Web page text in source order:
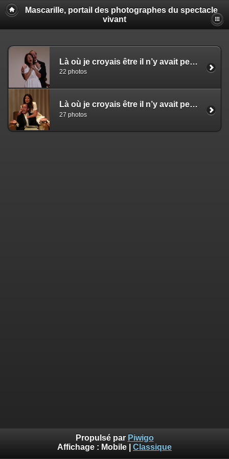
Mascarille, portail des photographes du spectacle
vivant
Là où je croyais être il n’y avait personne - Anaïs Muller & Bertrand Poncet (NS)
22 photos
Là où je croyais être il n’y avait personne - Anaïs Muller & Bertrand Poncet (EZ)
27 photos
Propulsé par Piwigo
Affichage : Mobile Classique